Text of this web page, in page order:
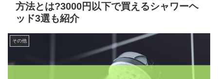
方法とは?3000円以下で買えるシャワーヘ
ッド3選も紹介
その他